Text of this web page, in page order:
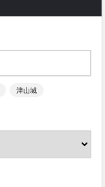
津山城